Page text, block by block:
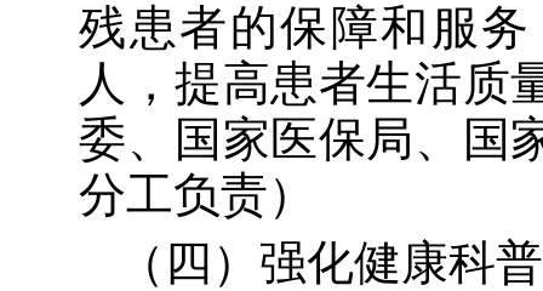
残患者的保障和服务
人，提高患者生活质
委、国家医保局、国
分工负责）
（四）强化健康科普